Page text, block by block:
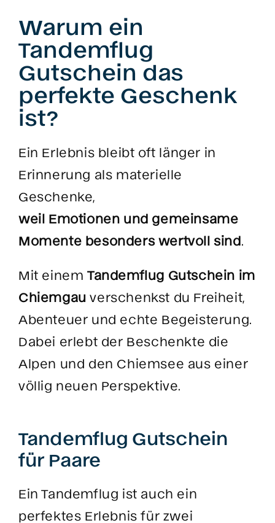
Warum ein
Tandemflug
Gutschein das
perfekte Geschenk
ist?
Ein Erlebnis bleibt oft länger in
Erinnerung als materielle
Geschenke,
weil Emotionen und gemeinsame
Momente besonders wertvoll sind.
Mit einem Tandemflug Gutschein im
Chiemgau verschenkst du Freiheit,
Abenteuer und echte Begeisterung.
Dabei erlebt der Beschenkte die
Alpen und den Chiemsee aus einer
völlig neuen Perspektive.
Tandemflug Gutschein
für Paare
Ein Tandemflug ist auch ein
perfektes Erlebnis für zwei